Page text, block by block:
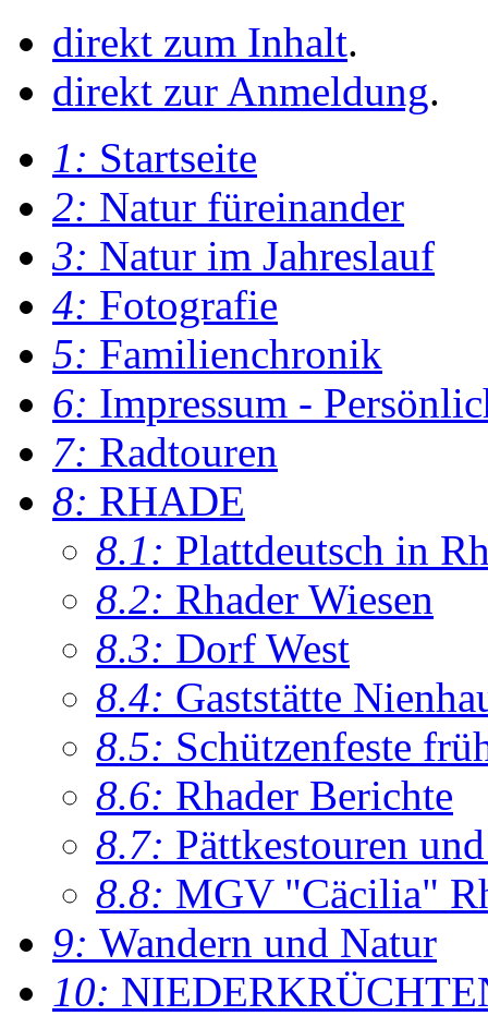
direkt zum Inhalt.
direkt zur Anmeldung.
1: Startseite
2: Natur füreinander
3: Natur im Jahreslauf
4: Fotografie
5: Familienchronik
6: Impressum -
7: Radtouren
8: RHADE
8.1: Plattdeutsch in
8.2: Rhader Wiesen
8.3: Dorf West
8.4: Gaststätte
8.5: Schützenfeste
8.6: Rhader Berichte
8.7: Pättkestouren
8.8: MGV "Cäcilia"
9: Wandern und Natur
10: